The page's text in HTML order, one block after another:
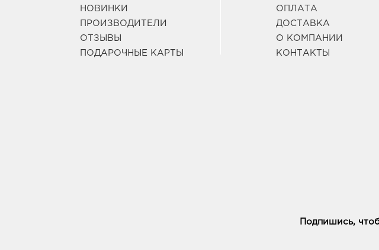
НОВИНКИ
ПРОИЗВОДИТЕЛИ
ОТЗЫВЫ
ПОДАРОЧНЫЕ КАРТЫ
ОПЛАТА
ДОСТАВКА
О КОМПАНИИ
КОНТАКТЫ
Подпишись,